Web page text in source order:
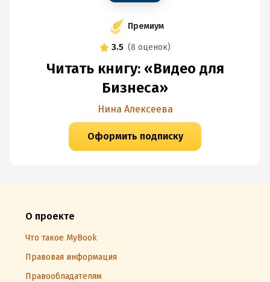
Премиум
3.5 (8 оценок)
Читать книгу: «Видео для
Бизнеса»
Нина Алексеева
Оформить подписку
О проекте
Что такое MyBook
Правовая информация
Правообладателям